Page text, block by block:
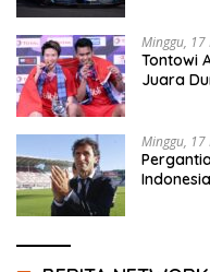
Minggu, 17
Tontowi
Juara
Minggu, 17